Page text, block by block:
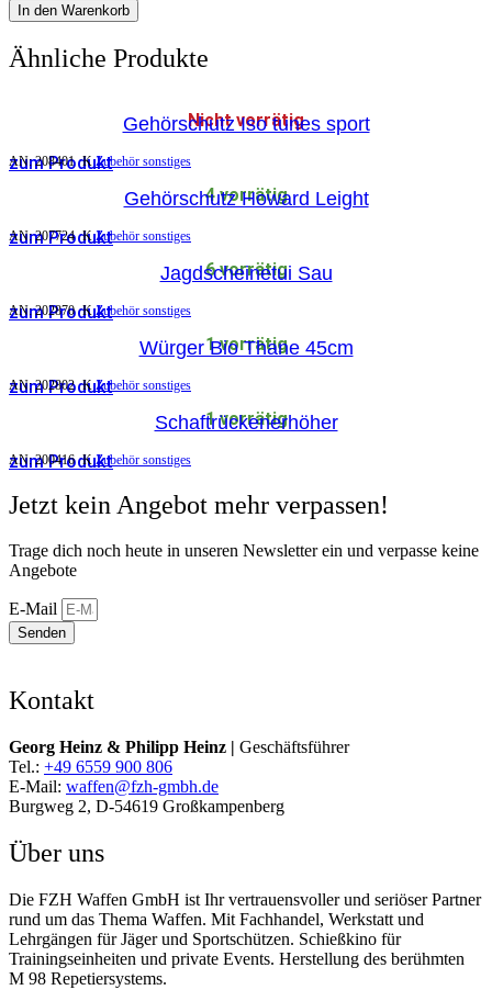
In den Warenkorb
Ähnliche Produkte
Nicht vorrätig
Gehörschutz Iso tunes sport
zum Produkt
AN:208401 K Zubehör sonstiges
4 vorrätig
Gehörschutz Howard Leight
zum Produkt
AN:207724 K Zubehör sonstiges
6 vorrätig
Jagdscheinetui Sau
zum Produkt
AN:202870 K Zubehör sonstiges
1 vorrätig
Würger Bio Thane 45cm
zum Produkt
AN:202802 K Zubehör sonstiges
1 vorrätig
Schaftrückenerhöher
zum Produkt
AN:200416 K Zubehör sonstiges
Jetzt kein Angebot mehr verpassen!
Trage dich noch heute in unseren Newsletter ein und verpasse keine
Angebote
E-Mail
Senden
Kontakt
Georg Heinz & Philipp Heinz | Geschäftsführer
Tel.: +49 6559 900 806
E-Mail: waffen@fzh-gmbh.de
Burgweg 2, D-54619 Großkampenberg
Über uns
Die FZH Waffen GmbH ist Ihr vertrauensvoller und seriöser Partner
rund um das Thema Waffen. Mit Fachhandel, Werkstatt und
Lehrgängen für Jäger und Sportschützen. Schießkino für
Trainingseinheiten und private Events. Herstellung des berühmten
M 98 Repetiersystems.